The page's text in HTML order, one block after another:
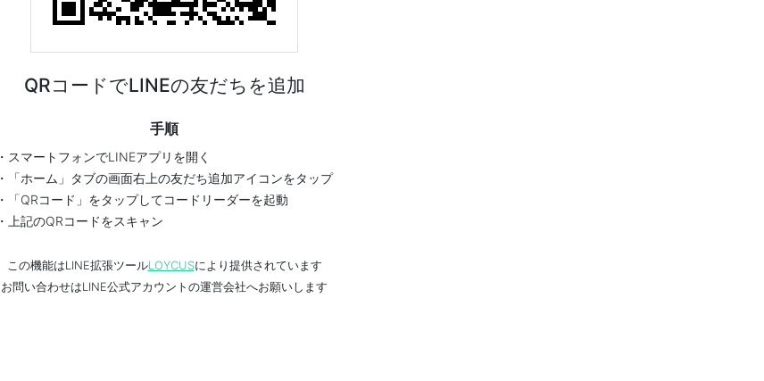
QRコードでLINEの友だちを追加
手順
・スマートフォンでLINEアプリを開く
・「ホーム」タブの画面右上の友だち追加アイコンをタップ
・「QRコード」をタップしてコードリーダーを起動
・上記のQRコードをスキャン
この機能はLINE拡張ツールLOYCUSにより提供されています
お問い合わせはLINE公式アカウントの運営会社へお願いします